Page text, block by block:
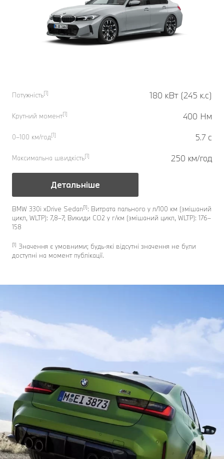
Потужність[1] 180 кВт (245 к.с)
Крутний момент[1] 400 Нм
0–100 км/год[1] 5.7 с
Максимальна швидкість[1] 250 км/год
Детальніше
BMW 330i xDrive Sedan[1]: Витрата пального у л/100 км (змішаний
цикл, WLTP): 7,8–7; Викиди CO2 у г/км (змішаний цикл, WLTP): 176–
158
[1] Значення є умовними; будь-які відсутні значення не були
доступні на момент публікації.